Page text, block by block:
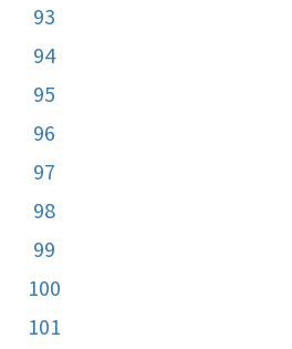
93
94
95
96
97
98
99
100
101